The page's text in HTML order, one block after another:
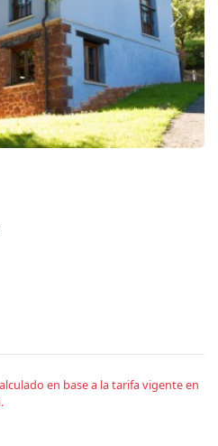
en base a la tarifa vigente en